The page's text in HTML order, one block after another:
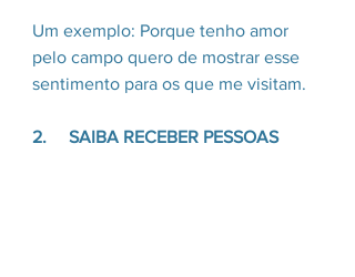
Um exemplo: Porque tenho amor
pelo campo quero de mostrar esse
sentimento para os que me visitam.
2.     SAIBA RECEBER PESSOAS